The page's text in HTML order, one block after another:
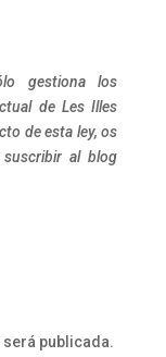
gestiona los
de Les Illes
de esta ley, os
suscribir al blog
publicada.